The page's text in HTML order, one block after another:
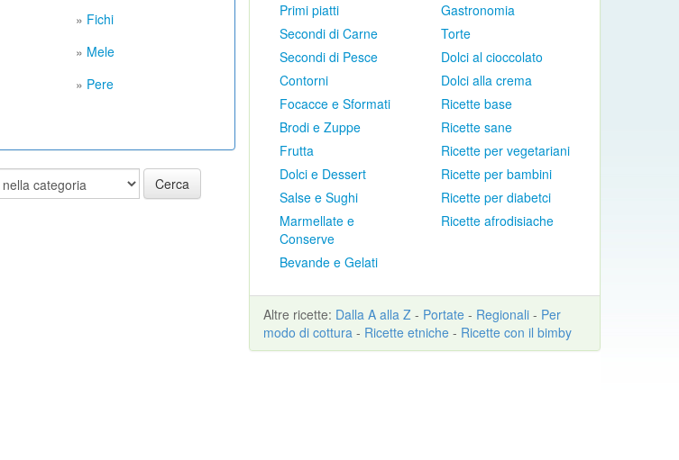
» Fichi
» Mele
» Pere
Cerca
Primi piatti
Secondi di Carne
Secondi di Pesce
Contorni
Focacce e Sformati
Brodi e Zuppe
Frutta
Dolci e Dessert
Salse e Sughi
Marmellate e
Conserve
Bevande e Gelati
Gastronomia
Torte
Dolci al cioccolato
Dolci alla crema
Ricette base
Ricette sane
Ricette per vegetariani
Ricette per bambini
Ricette per diabetci
Ricette afrodisiache
Altre ricette: Dalla A alla Z - Portate - Regionali - Per
modo di cottura - Ricette etniche - Ricette con il bimby